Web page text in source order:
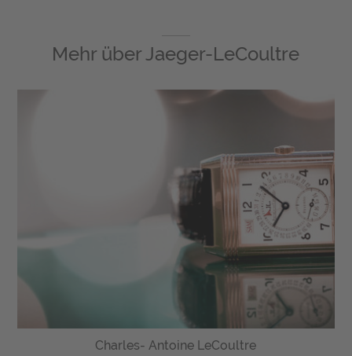
Mehr überJaeger-LeCoultre
Charles- Antoine LeCoultre